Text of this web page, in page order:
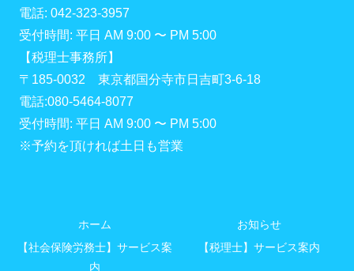
電話: 042-323-3957
受付時間: 平日 AM 9:00 〜 PM 5:00
【税理士事務所】
〒185-0032 東京都国分寺市日吉町3-6-18
電話:080-5464-8077
受付時間: 平日 AM 9:00 〜 PM 5:00
※予約を頂ければ土日も営業
ホーム
お知らせ
【社会保険労務士】サービス案
内
【税理士】サービス案内